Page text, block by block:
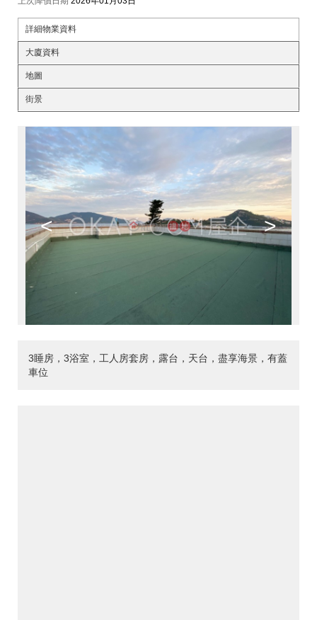
詳細物業資料
大廈資料
地圖
街景
< >
3睡房，3浴室，工人房套房，露台，天台，盡享海景，有蓋
車位